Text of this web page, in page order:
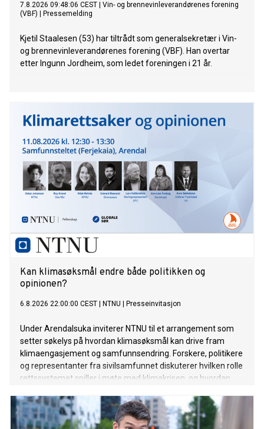
7.8.2026 09:48:06 CEST
Vin- og brennevinleverandørenes forening
(VBF)
Pressemelding
Kjetil Staalesen (53) har tiltrådt som generalsekretær i Vin-
og brennevinleverandørenes forening (VBF). Han overtar
etter Ingunn Jordheim, som ledet foreningen i 21 år.
Kan klimasøksmål endre både politikken og
opinionen?
6.8.2026 22:00:00 CEST NTNU Presseinvitasjon
Under Arendalsuka inviterer NTNU til et arrangement som
setter søkelys på hvordan klimasøksmål kan drive fram
klimaengasjement og samfunnsendring. Forskere, politikere
og representanter fra sivilsamfunnet diskuterer hvilken rolle
rettssystemet spiller i møte med klimakrisen, og hvordan